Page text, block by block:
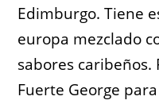
Edimburgo. Tiene
europa mezclado
sabores caribeños.
Fuerte George